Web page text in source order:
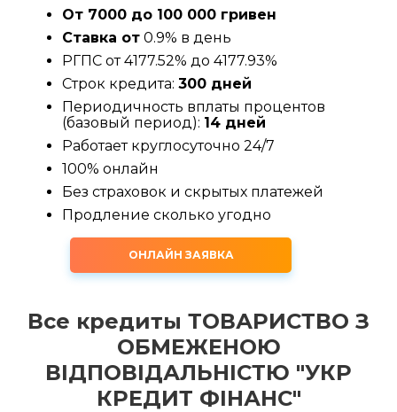
От 7000 до 100 000 гривен
Ставка от 0.9% в день
РГПС от 4177.52% до 4177.93%
Строк кредита: 300 дней
Периодичность вплаты процентов
(базовый период): 14 дней
Работает круглосуточно 24/7
100% онлайн
Без страховок и скрытых платежей
Продление сколько угодно
ОНЛАЙН ЗАЯВКА
Все кредиты ТОВАРИСТВО З
ОБМЕЖЕНОЮ
ВІДПОВІДАЛЬНІСТЮ "УКР
КРЕДИТ ФІНАНС"